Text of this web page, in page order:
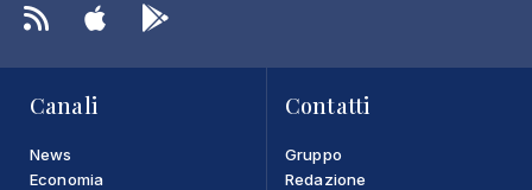
Canali
News
Economia
Contatti
Gruppo
Redazione